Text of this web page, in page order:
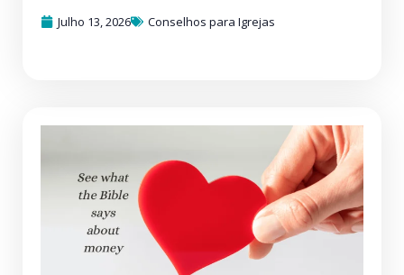
Julho 13, 2026
Conselhos para Igrejas